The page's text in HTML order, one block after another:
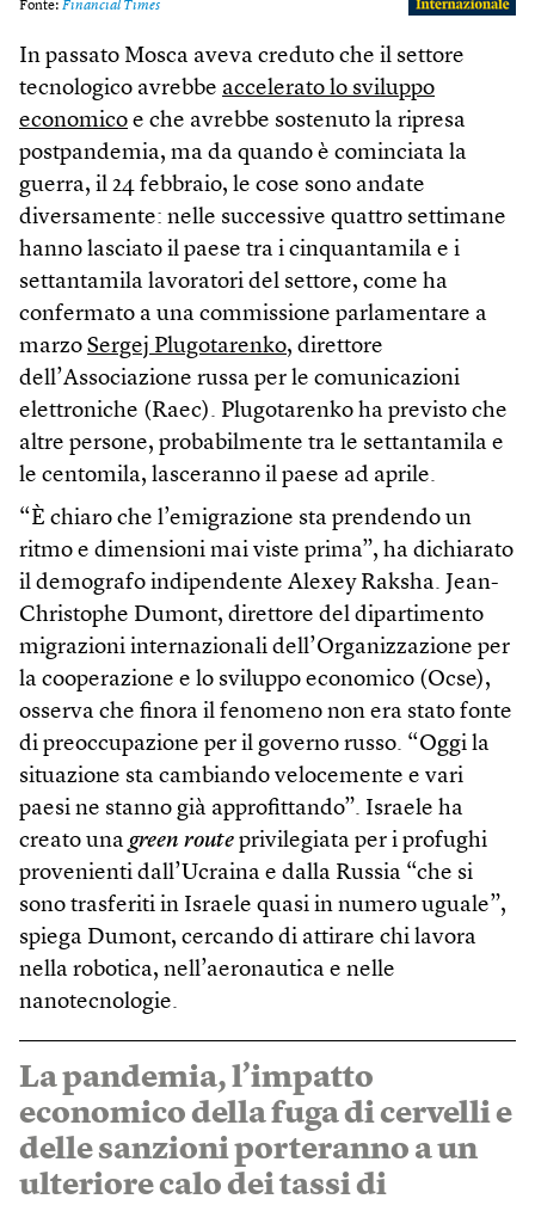
In passato Mosca aveva creduto che il settore
tecnologico avrebbe accelerato lo sviluppo
economico e che avrebbe sostenuto la ripresa
postpandemia, ma da quando è cominciata la
guerra, il 24 febbraio, le cose sono andate
diversamente: nelle successive quattro settimane
hanno lasciato il paese tra i cinquantamila e i
settantamila lavoratori del settore, come ha
confermato a una commissione parlamentare a
marzo Sergej Plugotarenko, direttore
dell’Associazione russa per le comunicazioni
elettroniche (Raec). Plugotarenko ha previsto che
altre persone, probabilmente tra le settantamila e
le centomila, lasceranno il paese ad aprile.
“È chiaro che l’emigrazione sta prendendo un
ritmo e dimensioni mai viste prima”, ha dichiarato
il demografo indipendente Alexey Raksha. Jean-
Christophe Dumont, direttore del dipartimento
migrazioni internazionali dell’Organizzazione per
la cooperazione e lo sviluppo economico (Ocse),
osserva che finora il fenomeno non era stato fonte
di preoccupazione per il governo russo. “Oggi la
situazione sta cambiando velocemente e vari
paesi ne stanno già approfittando”. Israele ha
creato una green route privilegiata per i profughi
provenienti dall’Ucraina e dalla Russia “che si
sono trasferiti in Israele quasi in numero uguale”,
spiega Dumont, cercando di attirare chi lavora
nella robotica, nell’aeronautica e nelle
nanotecnologie.
La pandemia, l’impatto
economico della fuga di cervelli e
delle sanzioni porteranno a un
ulteriore calo dei tassi di